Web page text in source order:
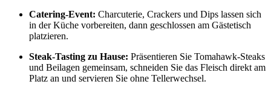
Catering-Event: Charcuterie, Crackers und Dips lassen sich
in der Küche vorbereiten, dann geschlossen am Gästetisch
platzieren.
Steak-Tasting zu Hause: Präsentieren Sie Tomahawk-Steaks
und Beilagen gemeinsam, schneiden Sie das Fleisch direkt am
Platz an und servieren Sie ohne Tellerwechsel.